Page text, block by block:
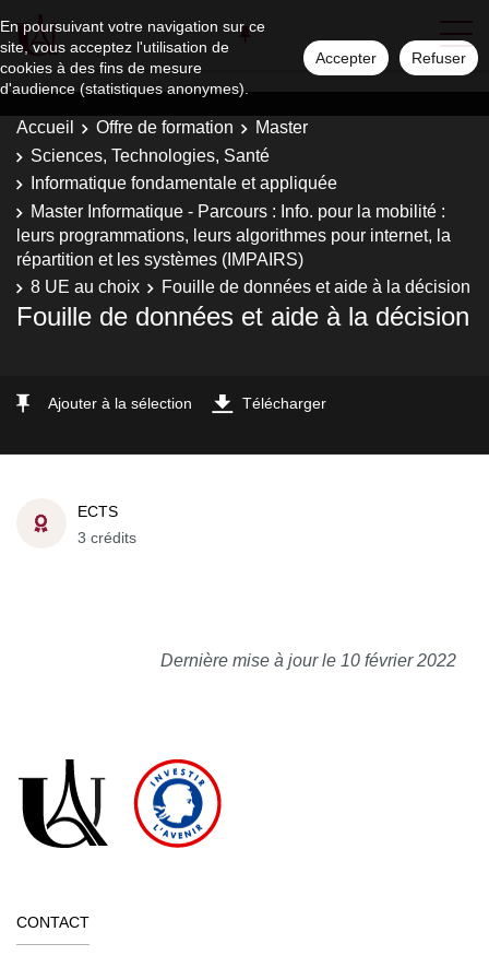
En poursuivant votre navigation sur ce
site, vous acceptez l'utilisation de
cookies à des fins de mesure
d'audience (statistiques anonymes).
Accepter Refuser
Accueil Offre de formation
Master
Sciences, Technologies, Santé
Informatique fondamentale et appliquée
Master Informatique - Parcours : Info. pour la mobilité :
leurs programmations, leurs algorithmes pour internet, la
répartition et les systèmes (IMPAIRS)
8 UE au choix
Fouille de données et aide à la décision
Fouille de données et aide à la décision
Ajouter à la sélection Télécharger
ECTS
3 crédits
Dernière mise à jour le 10 février 2022
CONTACT